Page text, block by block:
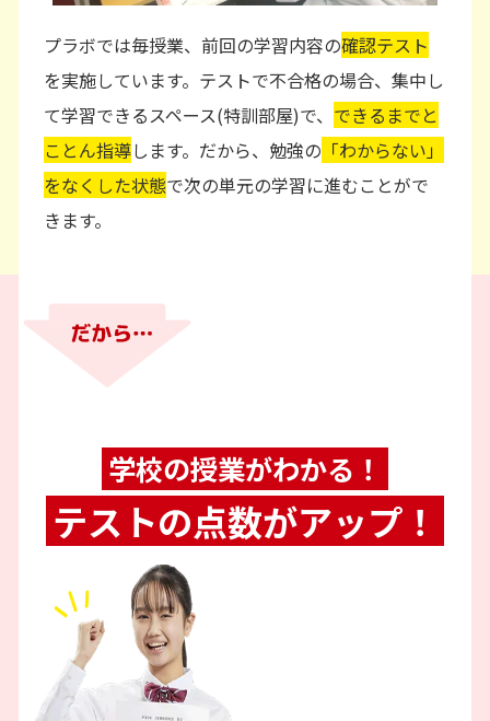
プラボでは毎授業、前回の学習内容の確認テスト
を実施しています。テストで不合格の場合、集中し
て学習できるスペース(特訓部屋)で、 できるまでと
ことん指導します。だから、勉強の 「わからない」
をなくした状態で次の単元の学習に進むことがで
きます。
学校の授業がわかる！
テストの点数がアップ！